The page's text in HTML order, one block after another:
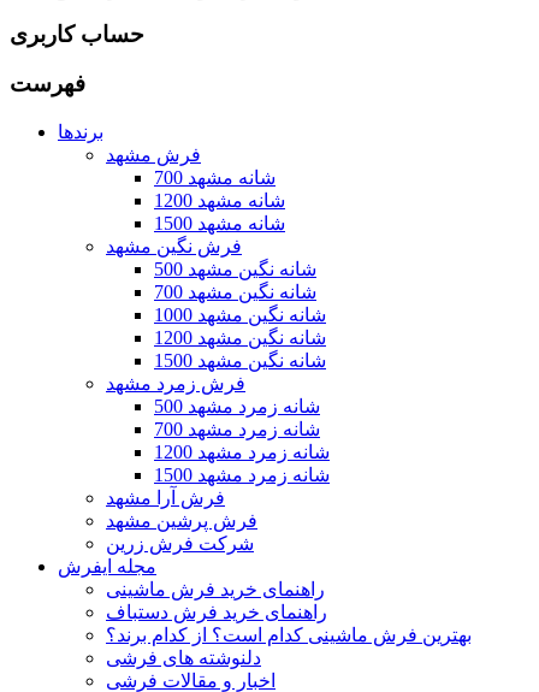
حساب کاربری
فهرست
برندها
فرش مشهد
700 شانه مشهد
1200 شانه مشهد
1500 شانه مشهد
فرش نگین مشهد
500 شانه نگین مشهد
700 شانه نگین مشهد
1000 شانه نگین مشهد
1200 شانه نگین مشهد
1500 شانه نگین مشهد
فرش زمرد مشهد
500 شانه زمرد مشهد
700 شانه زمرد مشهد
1200 شانه زمرد مشهد
1500 شانه زمرد مشهد
فرش آرا مشهد
فرش پرشین مشهد
شرکت فرش زرین
مجله ایفرش
راهنمای خرید فرش ماشینی
راهنمای خرید فرش دستباف
بهترین فرش ماشینی کدام است؟ از کدام برند؟
دلنوشته های فرشی
اخبار و مقالات فرشی